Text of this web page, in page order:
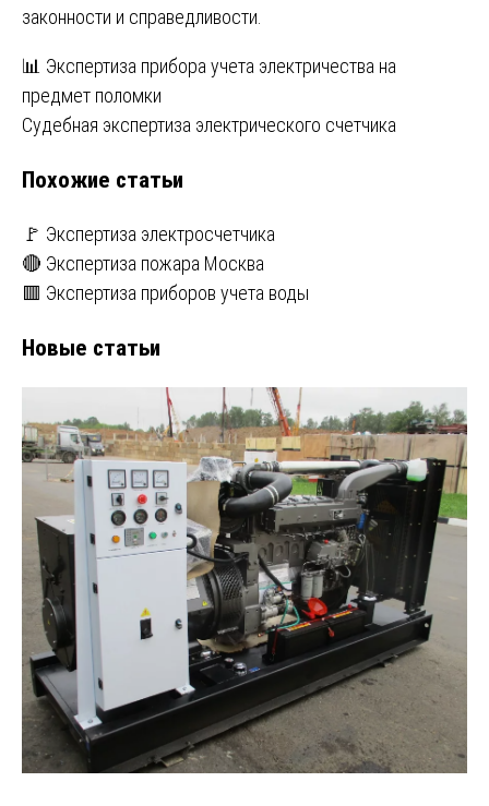
законности и справедливости.
Навигация
по
📊 Экспертиза прибора учета электричества на
предмет поломки
Судебная экспертиза электрического счетчика
Похожие статьи
🚩 Экспертиза электросчетчика
🔴 Экспертиза пожара Москва
🟥 Экспертиза приборов учета воды
Новые статьи